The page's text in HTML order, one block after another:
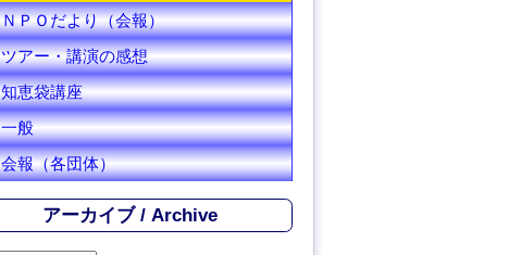
e
l
ＮＰＯだより（会報）
ツアー・講演の感想
知恵袋講座
一般
会報（各団体）
アーカイブ / Archive